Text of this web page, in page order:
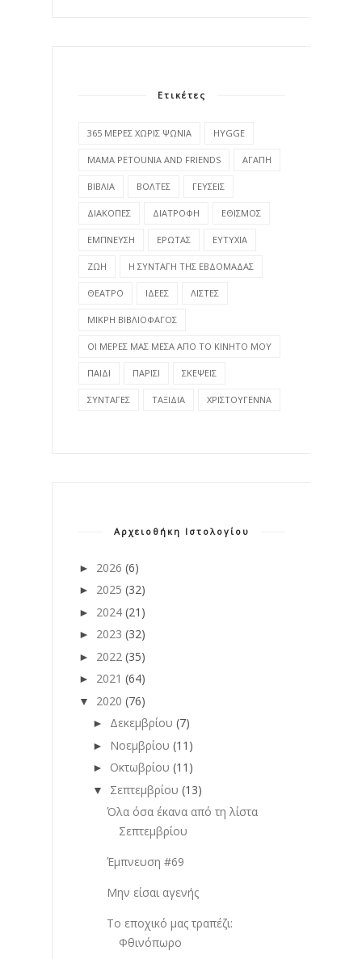
Ετικέτες
365 ΜΕΡΕΣ ΧΩΡΙΣ ΨΩΝΙΑ HYGGE
MAMA PETOUNIA AND FRIENDS ΑΓΑΠΗ
ΒΙΒΛΙΑ ΒΟΛΤΕΣ ΓΕΥΣΕΙΣ
ΔΙΑΚΟΠΕΣ ΔΙΑΤΡΟΦΗ ΕΘΙΣΜΟΣ
ΕΜΠΝΕΥΣΗ ΕΡΩΤΑΣ ΕΥΤΥΧΙΑ
ΖΩΗ Η ΣΥΝΤΑΓΗ ΤΗΣ ΕΒΔΟΜΑΔΑΣ
ΘΕΑΤΡΟ ΙΔΕΕΣ ΛΙΣΤΕΣ
ΜΙΚΡΗ ΒΙΒΛΙΟΦΑΓΟΣ
ΟΙ ΜΕΡΕΣ ΜΑΣ ΜΕΣΑ ΑΠΟ ΤΟ ΚΙΝΗΤΟ ΜΟΥ
ΠΑΙΔΙ ΠΑΡΙΣΙ ΣΚΕΨΕΙΣ
ΣΥΝΤΑΓΕΣ ΤΑΞΙΔΙΑ ΧΡΙΣΤΟΥΓΕΝΝΑ
Αρχειοθήκη Ιστολογίου
► 2026 (6)
► 2025 (32)
► 2024 (21)
► 2023 (32)
► 2022 (35)
► 2021 (64)
▼ 2020 (76)
► Δεκεμβρίου (7)
► Νοεμβρίου (11)
► Οκτωβρίου (11)
▼ Σεπτεμβρίου (13)
Όλα όσα έκανα από τη λίστα
Σεπτεμβρίου
Έμπνευση #69
Μην είσαι αγενής
Το εποχικό μας τραπέζι:
Φθινόπωρο